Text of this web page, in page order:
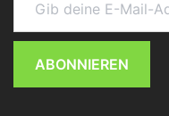
ABONNIEREN